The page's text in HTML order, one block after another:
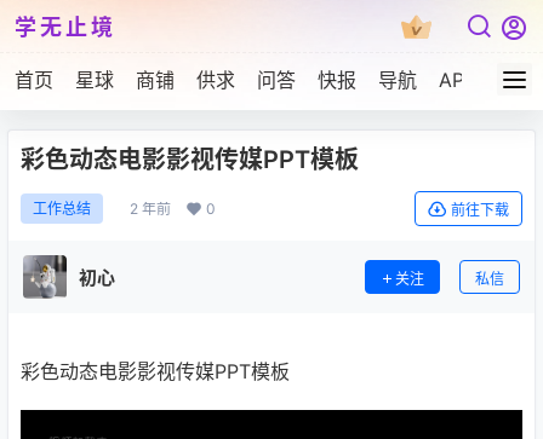
学无止境
首页 星球 商铺 供求 问答 快报 导航 APP下载
彩色动态电影影视传媒PPT模板
工作总结 2 年前 0 前往下载
初心 关注 私信
彩色动态电影影视传媒PPT模板